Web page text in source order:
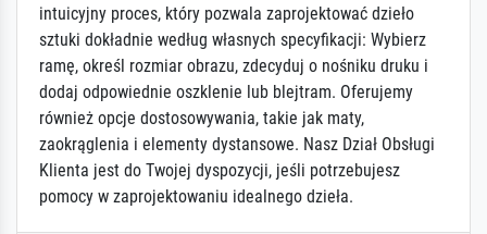
intuicyjny proces, który pozwala zaprojektować dzieło
sztuki dokładnie według własnych specyfikacji: Wybierz
ramę, określ rozmiar obrazu, zdecyduj o nośniku druku i
dodaj odpowiednie oszklenie lub blejtram. Oferujemy
również opcje dostosowywania, takie jak maty,
zaokrąglenia i elementy dystansowe. Nasz Dział Obsługi
Klienta jest do Twojej dyspozycji, jeśli potrzebujesz
pomocy w zaprojektowaniu idealnego dzieła.